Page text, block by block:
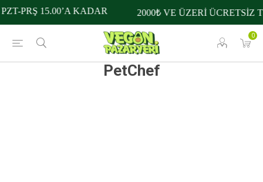
0
PRŞ 15.00’A KADAR 2000₺ VE ÜZERİ ÜCRETSİZ
PetChef